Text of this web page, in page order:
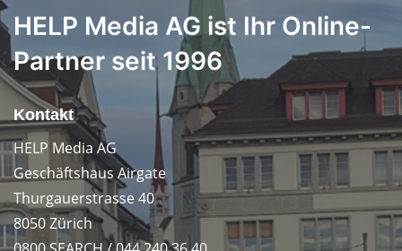
HELP Media AG ist Ihr Online-
Partner seit 1996
Kontakt
HELP Media AG
Geschäftshaus Airgate
Thurgauerstrasse 40
8050 Zürich